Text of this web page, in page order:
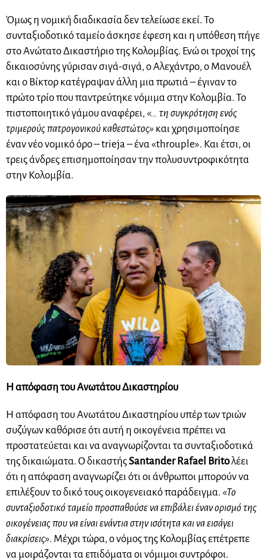
Όμως η νομική διαδικασία δεν τελείωσε εκεί. Το
συνταξιοδοτικό ταμείο άσκησε έφεση και η υπόθεση πήγε
στο Ανώτατο Δικαστήριο της Κολομβίας. Ενώ οι τροχοί της
δικαιοσύνης γύρισαν σιγά-σιγά, ο Αλεχάντρο, ο Μανουέλ
και ο Βίκτορ κατέγραψαν άλλη μια πρωτιά – έγιναν το
πρώτο τρίο που παντρεύτηκε νόμιμα στην Κολομβία. Το
πιστοποιητικό γάμου αναφέρει, «… τη συγκρότηση ενός
τριμερούς πατρογονικού καθεστώτος» και χρησιμοποίησε
έναν νέο νομικό όρο – trieja – ένα «throuple». Και έτσι, οι
τρεις άνδρες επισημοποίησαν την πολυσυντροφικότητα
στην Κολομβία.
Η απόφαση του Ανωτάτου Δικαστηρίου
Η απόφαση του Ανωτάτου Δικαστηρίου υπέρ των τριών
συζύγων καθόρισε ότι αυτή η οικογένεια πρέπει να
προστατεύεται και να αναγνωρίζονται τα συνταξιοδοτικά
της δικαιώματα. Ο δικαστήςSantander Rafael Britoλέει
ότι η απόφαση αναγνωρίζει ότι οι άνθρωποι μπορούν να
επιλέξουν το δικό τους οικογενειακό παράδειγμα. «Το
συνταξιοδοτικό ταμείο προσπαθούσε να επιβάλει έναν ορισμό της
οικογένειας που να είναι ενάντια στην ισότητα και να εισάγει
διακρίσεις». Μέχρι τώρα, ο νόμος της Κολομβίας επέτρεπε
να μοιράζονται τα επιδόματα οι νόμιμοι συντρόφοι.